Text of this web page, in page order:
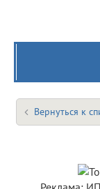
Вернуться к